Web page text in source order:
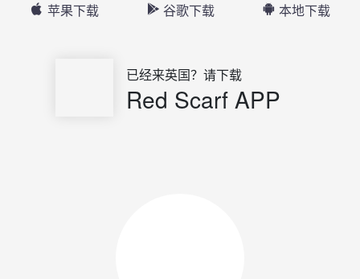
苹果下载 谷歌下载 本地下载
已经来英国？请下载
Red Scarf APP